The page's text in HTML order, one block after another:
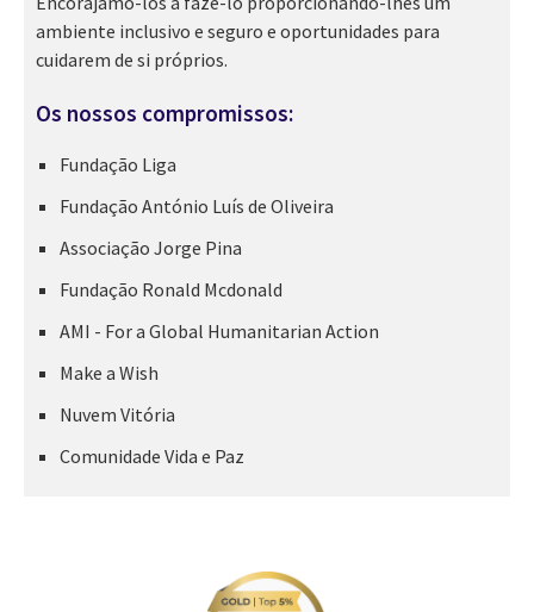
ambiente inclusivo e seguro e oportunidades para
cuidarem de si próprios.
Os nossos compromissos:
Fundação Liga
Fundação António Luís de Oliveira
Associação Jorge Pina
Fundação Ronald Mcdonald
AMI - For a Global Humanitarian Action
Make a Wish
Nuvem Vitória
Comunidade Vida e Paz